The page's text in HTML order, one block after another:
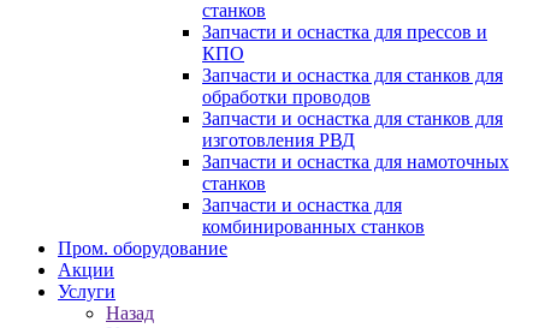
станков
Запчасти и оснастка для прессов и
КПО
Запчасти и оснастка для станков для
обработки проводов
Запчасти и оснастка для станков для
изготовления РВД
Запчасти и оснастка для намоточных
станков
Запчасти и оснастка для
комбинированных станков
Пром. оборудование
Акции
Услуги
Назад